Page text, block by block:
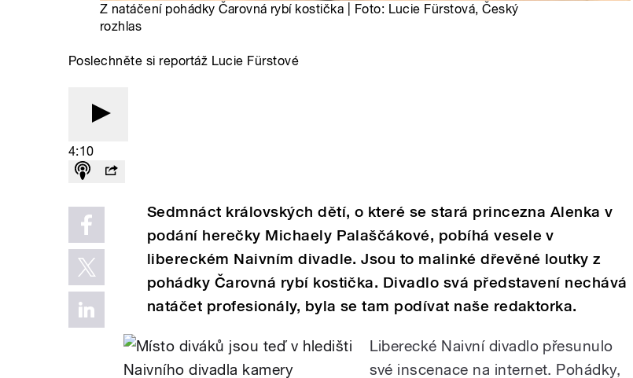
Z natáčení pohádky Čarovná rybí kostička | Foto: Lucie Fürstová, Český
rozhlas
Poslechněte si reportáž Lucie Fürstové
4:10
Sedmnáct královských dětí, o které se stará princezna Alenka v
podání herečky Michaely Palaščákové, pobíhá vesele v
libereckém Naivním divadle. Jsou to malinké dřevěné loutky z
pohádky Čarovná rybí kostička. Divadlo svá představení nechává
natáčet profesionály, byla se tam podívat naše redaktorka.
Liberecké Naivní divadlo přesunulo
své inscenace na internet. Pohádky,